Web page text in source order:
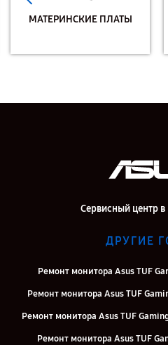
МАТЕРИНСКИЕ ПЛАТЫ
Сервисный центр
ДРУГИЕ
Ремонт монитора Asus TUF
Ремонт монитора Asus TUF
Ремонт монитора Asus TUF
Ремонт монитора Asus TUF